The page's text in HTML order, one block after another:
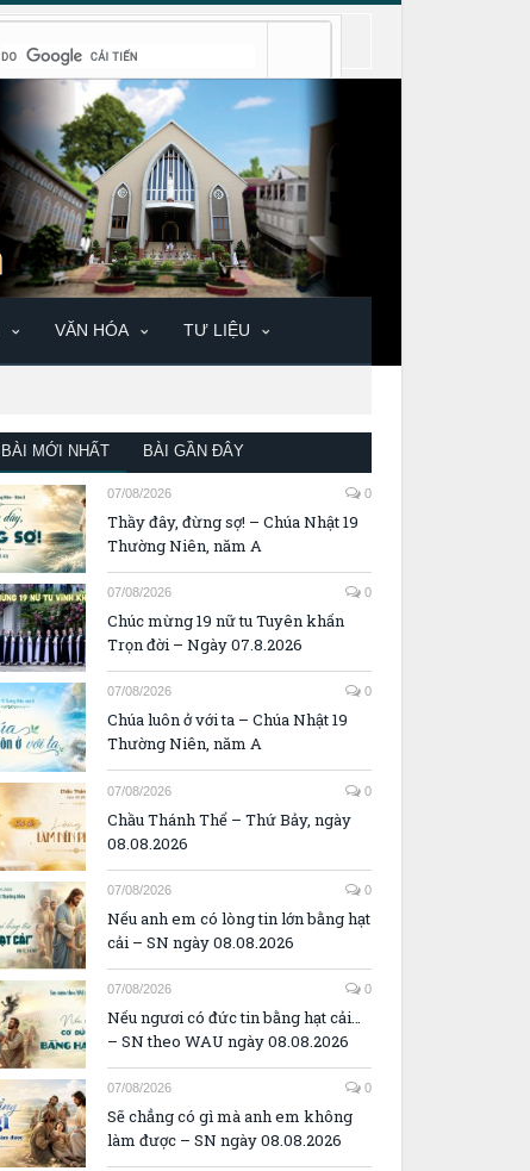
VĂN HÓA TƯ LIỆU
BÀI MỚI NHẤT BÀI GẦN ĐÂY
07/08/2026 0
Thầy đây, đừng sợ! – Chúa Nhật 19
Thường Niên, năm A
07/08/2026 0
Chúc mừng 19 nữ tu Tuyên khấn
Trọn đời – Ngày 07.8.2026
07/08/2026 0
Chúa luôn ở với ta – Chúa Nhật 19
Thường Niên, năm A
07/08/2026 0
Chầu Thánh Thể – Thứ Bảy, ngày
08.08.2026
07/08/2026 0
Nếu anh em có lòng tin lớn bằng hạt
cải – SN ngày 08.08.2026
07/08/2026 0
Nếu ngươi có đức tin bằng hạt cải…
– SN theo WAU ngày 08.08.2026
07/08/2026 0
Sẽ chẳng có gì mà anh em không
làm được – SN ngày 08.08.2026